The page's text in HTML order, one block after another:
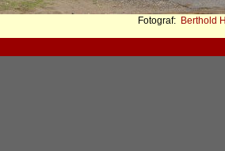
Fotograf: Berthold